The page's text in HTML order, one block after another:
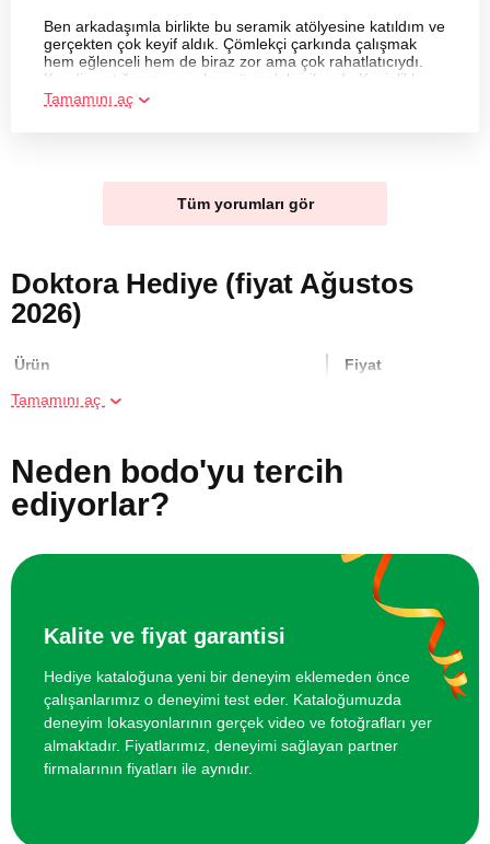
Ben arkadaşımla birlikte bu seramik atölyesine katıldım ve
gerçekten çok keyif aldık. Çömlekçi çarkında çalışmak
hem eğlenceli hem de biraz zor ama çok rahatlatıcıydı.
Kendi yaptığımız parçaları görmek harikaydı. Kesinlikle
tekrar gelmek isteriz!
Tamamını aç
Tüm yorumları gör
Doktora Hediye (fiyat Ağustos
2026)
Ürün Fiyat
Çömlekçi Çarkında Seramik Kursu
500 TL
Online Heykel Kursu 750 TL
Tamamını aç
Neden bodo'yu tercih
ediyorlar?
Kalite ve fiyat garantisi
Hediye kataloğuna yeni bir deneyim eklemeden önce
çalışanlarımız o deneyimi test eder. Kataloğumuzda
deneyim lokasyonlarının gerçek video ve fotoğrafları yer
almaktadır. Fiyatlarımız, deneyimi sağlayan partner
firmalarının fiyatları ile aynıdır.